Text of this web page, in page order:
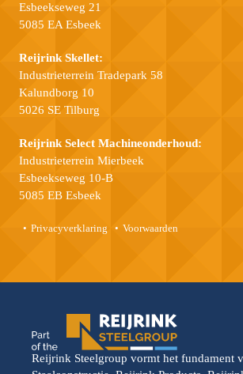
Esbeekseweg 21
5085 EA Esbeek
Reijrink Skellet:
Industrieterrein Tradepark 58
Kalundborg 10
5026 SE Tilburg
Reijrink Select Machineonderhoud:
Industrieterrein Mierbeek
Esbeekseweg 10-B
5085 EB Esbeek
Privacyverklaring Voorwaarden
Reijrink Steelgroup vormt het fundament